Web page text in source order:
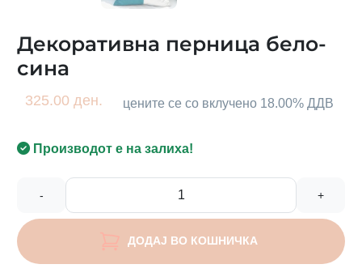
Декоративна перница бело-
сина
325.00 ден. цените се со вклучено 18.00% ДДВ
Производот е на залиха!
- +
ДОДАЈ ВО КОШНИЧКА